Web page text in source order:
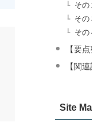
その
その
その
【要
【関
Site